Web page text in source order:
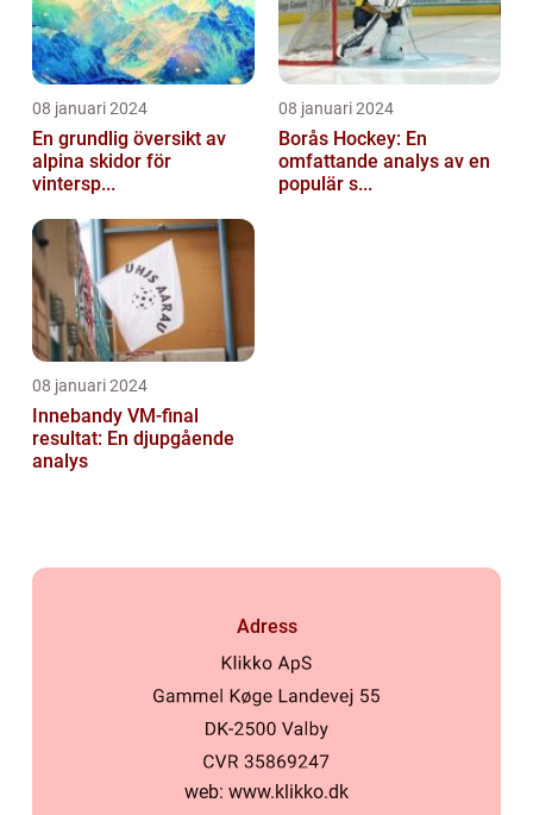
08 januari 2024
En grundlig översikt av
alpina skidor för
vintersp...
08 januari 2024
Borås Hockey: En
omfattande analys av en
populär s...
08 januari 2024
Innebandy VM-final
resultat: En djupgående
analys
Adress
web: www.klikko.dk